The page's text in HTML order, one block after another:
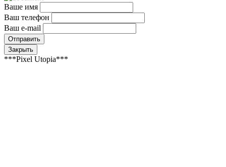
Ваше имя
Ваш телефон
Ваш e-mail
Закрыть
***Pixel Utopia***